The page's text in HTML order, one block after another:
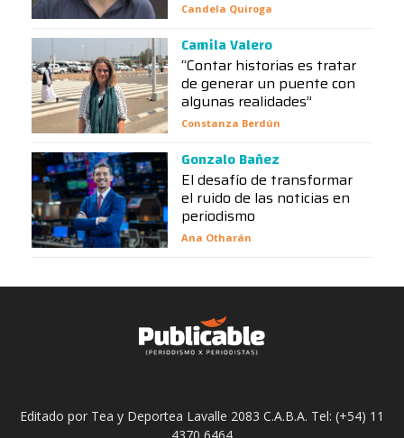
Candela Quiroga
Camila Valero
“Contar historias es tratar
de generar un puente con
algunas realidades”
Constanza Berdún
Gonzalo Bañez
El desafío de transformar
el ruido de las noticias en
periodismo
Ana Otharán
Editado por Tea y Deportea Lavalle 2083 C.A.B.A. Tel: (+54) 11